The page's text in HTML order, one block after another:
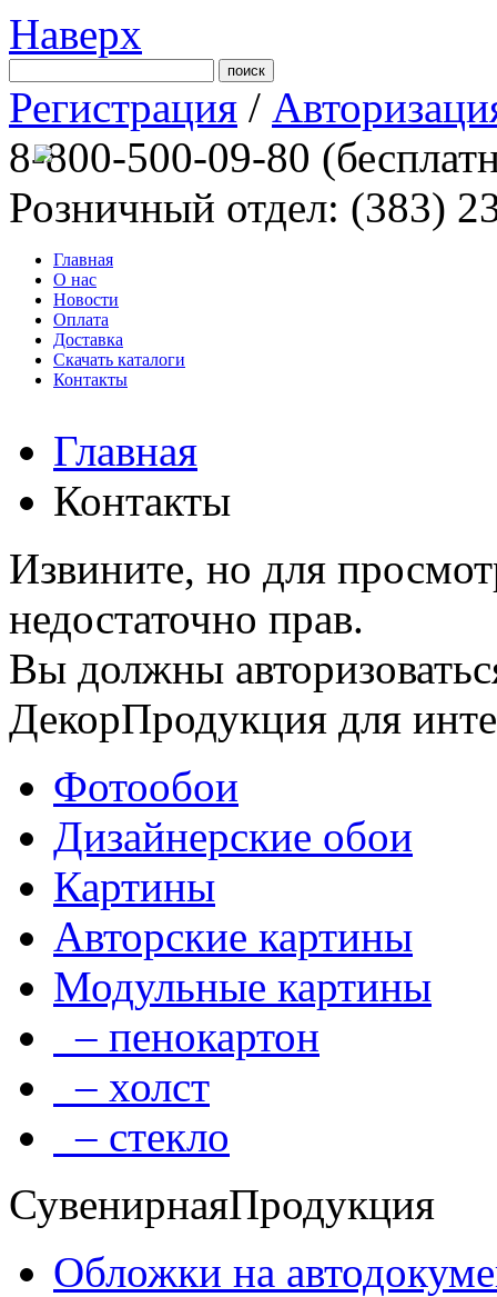
Наверх
Регистрация /
8-800-500-09-80
Розничный отдел: (383)
Главная
О нас
Новости
Оплата
Доставка
Скачать каталоги
Контакты
Главная
Контакты
Извините, но для
недостаточно прав.
Вы должны
ДекорПродукция для
Фотообои
Дизайнерские обои
Картины
Авторские картины
Модульные картины
– пенокартон
– холст
– стекло
СувенирнаяПродукция
Обложки на